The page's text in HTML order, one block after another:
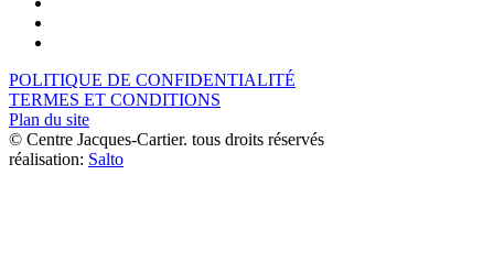
POLITIQUE DE CONFIDENTIALITÉ
TERMES ET CONDITIONS
Plan du site
© Centre Jacques-Cartier. tous droits réservés
réalisation: Salto